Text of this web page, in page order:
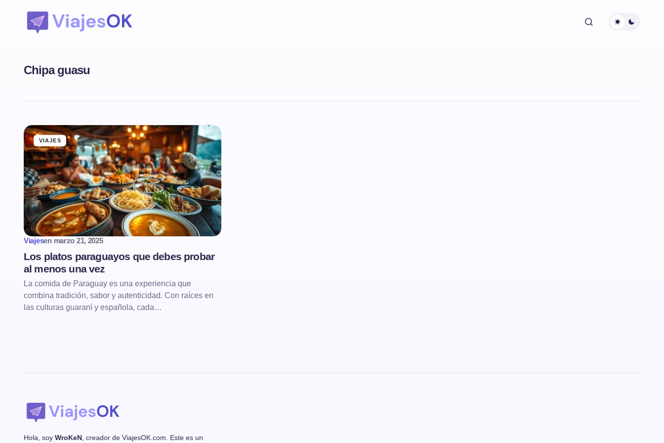
Chipa guasu
VIAJES
Viajesen marzo 21, 2025
Los platos paraguayos que debes probar
al menos una vez
La comida de Paraguay es una experiencia que
combina tradición, sabor y autenticidad. Con raíces en
las culturas guaraní y española, cada…
Hola, soy WroKeN , creador de ViajesOK.com. Este es un